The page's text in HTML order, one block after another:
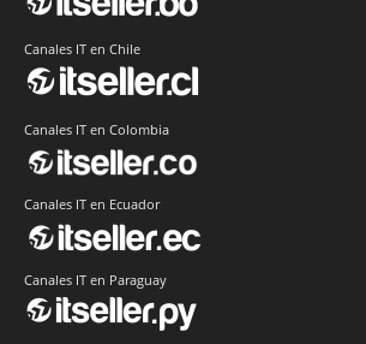
Canales IT en Chile
Canales IT en Colombia
Canales IT en Ecuador
Canales IT en Paraguay